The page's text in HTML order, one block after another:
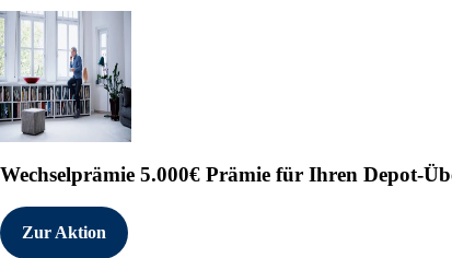
Wechselprämie 5.000€ Prämie für Ihren Depot-
Zur Aktion